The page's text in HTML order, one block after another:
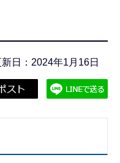
日：2024年1月16日